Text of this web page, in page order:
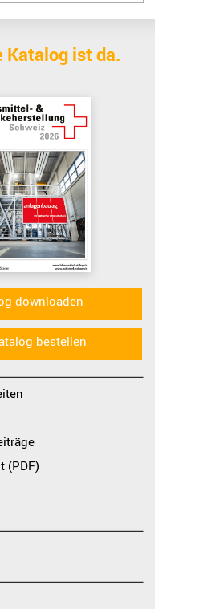
downloaden
bestellen
Katalog ist da.
(PDF)